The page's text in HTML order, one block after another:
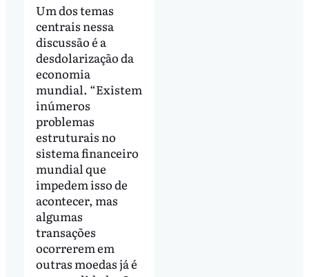
Um dos temas
centrais nessa
discussão é a
desdolarização da
economia
mundial. “Existem
inúmeros
problemas
estruturais no
sistema financeiro
mundial que
impedem isso de
acontecer, mas
algumas
transações
ocorrerem em
outras moedas já é